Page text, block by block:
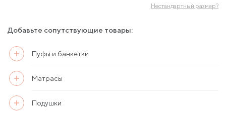
Нестандартный размер?
Добавьте сопутствующие товары:
Пуфы и банкетки
Матрасы
Подушки